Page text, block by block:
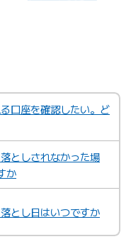
口座を確認したい。ど
としされなかった場
か
とし日はいつですか